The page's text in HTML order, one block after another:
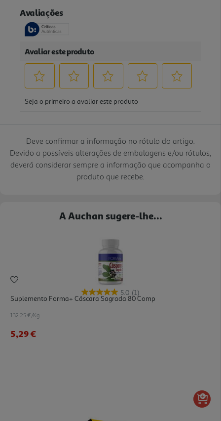
Deve confirmar a informação no rótulo do artigo.
Devido a possíveis alterações de embalagens e/ou rótulos,
deverá considerar sempre a informação que acompanha o
produto que recebe.
A Auchan sugere-lhe...
5.0 (1)
Suplemento Forma+ Cáscara Sagrada 80 Comp
132.25 €/Kg
5,29 €